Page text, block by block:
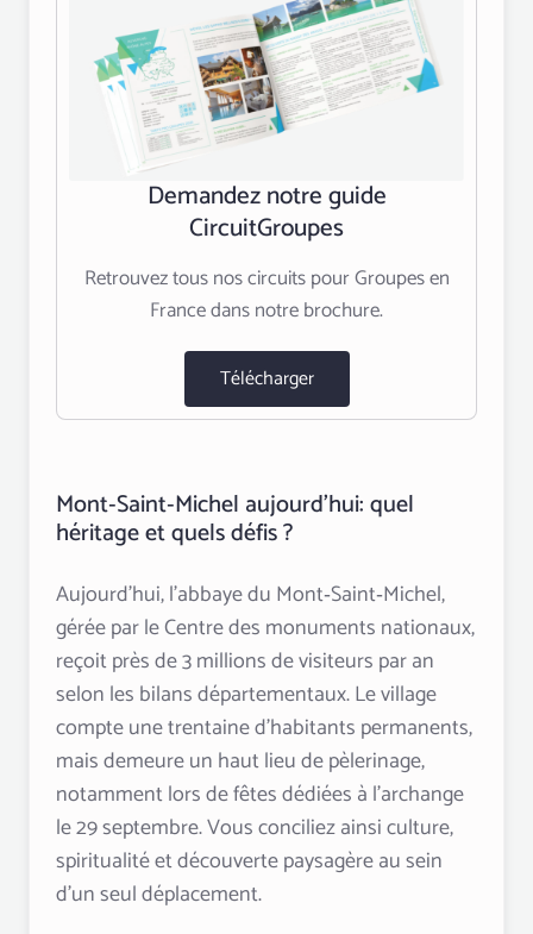
Demandez notre guide
CircuitGroupes
Retrouvez tous nos circuits pour Groupes en
France dans notre brochure.
Télécharger
Mont‑Saint‑Michel aujourd’hui: quel
héritage et quels défis ?
Aujourd’hui, l’abbaye du Mont‑Saint‑Michel,
gérée par le Centre des monuments nationaux,
reçoit près de 3 millions de visiteurs par an
selon les bilans départementaux. Le village
compte une trentaine d’habitants permanents,
mais demeure un haut lieu de pèlerinage,
notamment lors de fêtes dédiées à l’archange
le 29 septembre. Vous conciliez ainsi culture,
spiritualité et découverte paysagère au sein
d’un seul déplacement.